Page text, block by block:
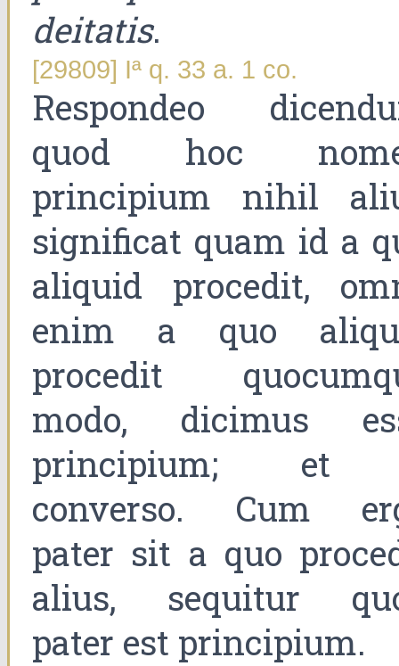
deitatis.
[29809] Iª q. 33 a. 1 co.
Respondeo
quod hoc
principium nihil
significat quam id a
aliquid procedit,
enim a quo
procedit
modo, dicimus
principium; et
converso. Cum
pater sit a quo
alius, sequitur
pater est principium.